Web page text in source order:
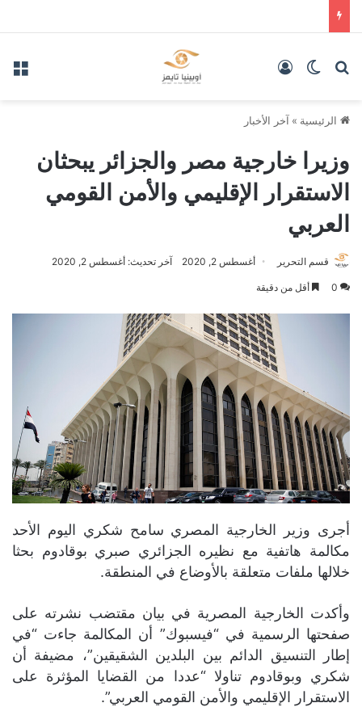
بحث عنالوضع المظلم
الرئيسية » آخر الأخبار
وزيرا خارجية مصر والجزائر يبحثان
الاستقرار الإقليمي والأمن القومي
العربي
قسم التحرير أغسطس 2, 2020 آخر تحديث: أغسطس 2, 2020
0 أقل من دقيقة
أجرى وزير الخارجية المصري سامح شكري اليوم الأحد
مكالمة هاتفية مع نظيره الجزائري صبري بوقادوم بحثا
خلالها ملفات متعلقة بالأوضاع في المنطقة.
وأكدت الخارجية المصرية في بيان مقتضب نشرته على
صفحتها الرسمية في “فيسبوك” أن المكالمة جاءت “في
إطار التنسيق الدائم بين البلدين الشقيقين”، مضيفة أن
شكري وبوقادوم تناولا “عددا من القضايا المؤثرة على
الاستقرار الإقليمي والأمن القومي العربي”.